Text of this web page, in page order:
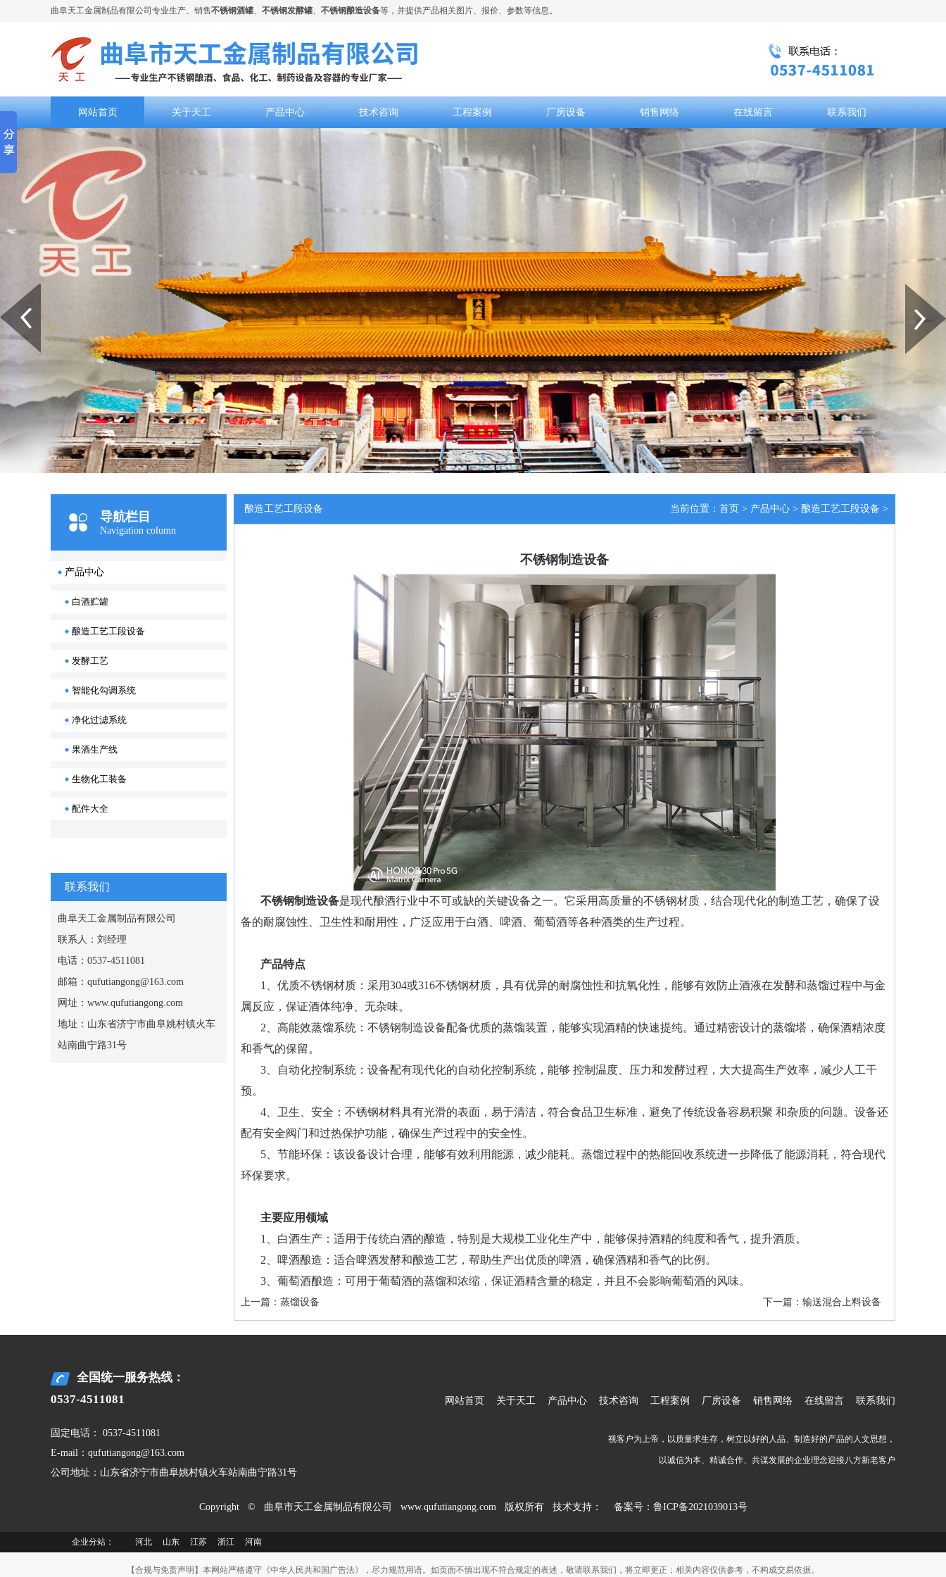
曲阜天工金属制品有限公司专业生产、销售不锈钢酒罐、 不锈钢发酵罐、 不锈钢酿造设备等，并提供产品相关图片、报价、参数等信息。
网站首页 关于天工 产品中心 技术咨询 工程案例 厂房设备 销售网络 在线留言 联系我们
Next
导航栏目
Navigation column
产品中心
白酒贮罐
酿造工艺工段设备
发酵工艺
智能化勾调系统
净化过滤系统
果酒生产线
生物化工装备
配件大全
联系我们
曲阜天工金属制品有限公司
联系人：刘经理
电话：0537-4511081
邮箱：qufutiangong@163.com
网址：www.qufutiangong.com
地址：山东省济宁市曲阜姚村镇火车
站南曲宁路31号
当前位置： 首页 > 产品中心 > 酿造工艺工段设备 >
酿造工艺工段设备
不锈钢制造设备
不锈钢制造设备是现代酿酒行业中不可或缺的关键设备之一。它采用高质量的不锈钢材质，结合现代化的制造工艺，确保了设
备的耐腐蚀性、卫生性和耐用性，广泛应用于白酒、啤酒、葡萄酒等各种酒类的生产过程。
产品特点
1、优质不锈钢材质：采用304或316不锈钢材质，具有优异的耐腐蚀性和抗氧化性，能够有效防止酒液在发酵和蒸馏过程中与金
属反应，保证酒体纯净、无杂味。
2、高能效蒸馏系统：不锈钢制造设备配备优质的蒸馏装置，能够实现酒精的快速提纯。通过精密设计的蒸馏塔，确保酒精浓度
和香气的保留。
3、自动化控制系统：设备配有现代化的自动化控制系统，能够 控制温度、压力和发酵过程，大大提高生产效率，减少人工干
预。
4、卫生、安全：不锈钢材料具有光滑的表面，易于清洁，符合食品卫生标准，避免了传统设备容易积聚 和杂质的问题。设备还
配有安全阀门和过热保护功能，确保生产过程中的安全性。
5、节能环保：该设备设计合理，能够有效利用能源，减少能耗。蒸馏过程中的热能回收系统进一步降低了能源消耗，符合现代
环保要求。
主要应用领域
1、白酒生产：适用于传统白酒的酿造，特别是大规模工业化生产中，能够保持酒精的纯度和香气，提升酒质。
2、啤酒酿造：适合啤酒发酵和酿造工艺，帮助生产出优质的啤酒，确保酒精和香气的比例。
3、葡萄酒酿造：可用于葡萄酒的蒸馏和浓缩，保证酒精含量的稳定，并且不会影响葡萄酒的风味。
上一篇： 蒸馏设备 下一篇： 输送混合上料设备
全国统一服务热线：
0537-4511081
固定电话： 0537-4511081
E-mail：qufutiangong@163.com
公司地址：山东省济宁市曲阜姚村镇火车站南曲宁路31号
网站首页 关于天工 产品中心 技术咨询 工程案例 厂房设备 销售网络 在线留言 联系我们
视客户为上帝，以质量求生存，树立以好的人品、制造好的产品的人文思想，
以诚信为本、精诚合作、共谋发展的企业理念迎接八方新老客户
Copyright © 曲阜市天工金属制品有限公司 www.qufutiangong.com 版权所有 技术支持： 备案号： 鲁ICP备2021039013号
企业分站： 河北 山东 江苏 浙江 河南
【合规与免责声明】本网站严格遵守《中华人民共和国广告法》，尽力规范用语。如页面不慎出现不符合规定的表述，敬请联系我们，将立即更正；相关内容仅供参考，不构成交易依据。